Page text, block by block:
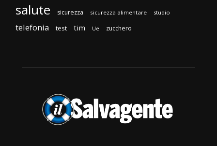
salute sicurezza sicurezza alimentare studio
telefonia test tim Ue zucchero